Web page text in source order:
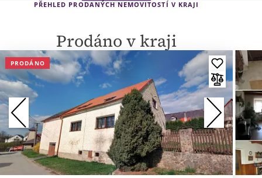
PŘEHLED PRODANÝCH NEMOVITOSTÍ V KRAJI
Prodáno v kraji
PRODÁNO